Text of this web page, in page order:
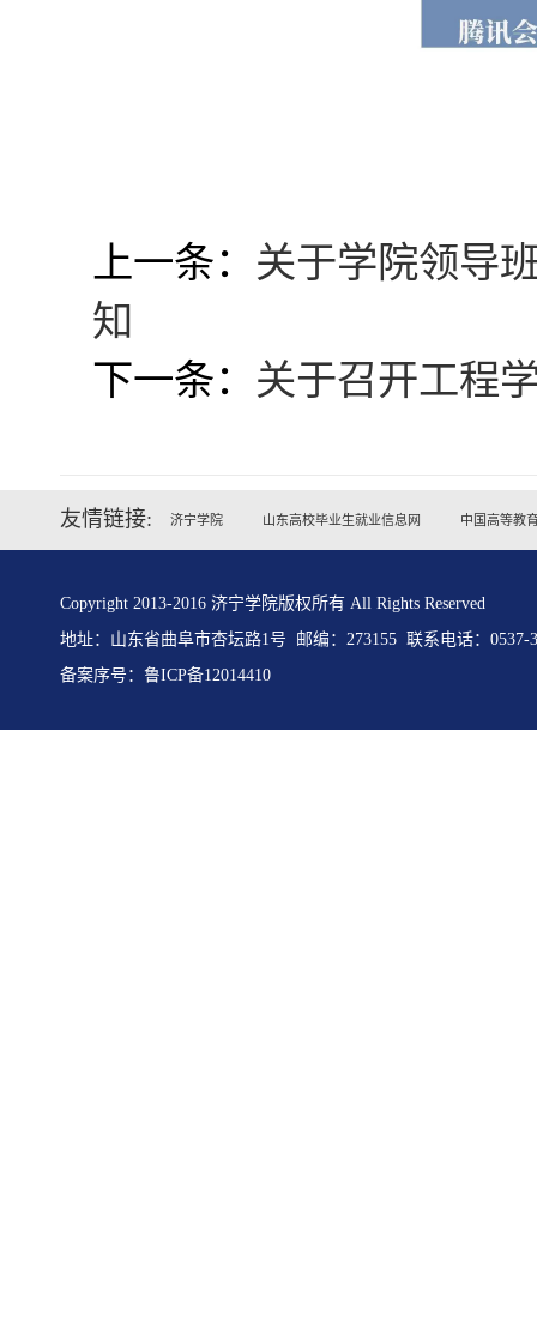
上一条： 关于学院领导
知
下一条： 关于召开工程
友情链接: 济宁学院 山东高校毕业生就业信息网 中国高等教
Copyright 2013-2016 济宁学院版权所有 All Rights Reserved
地址：山东省曲阜市杏坛路1号 邮编：273155 联系电话：0537-
备案序号： 鲁ICP备12014410